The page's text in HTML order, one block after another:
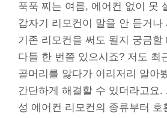
푹푹 찌는 여름, 에어컨 없이 못
갑자기 리모컨이 말을 안 듣거나
기존 리모컨을 써도 될지 궁금할
다들 한 번쯤 있으시죠? 저도 최
골머리를 앓다가 이리저리 알아
간단하게 해결할 수 있더라고요.
성 에어컨 리모컨의 종류부터 호